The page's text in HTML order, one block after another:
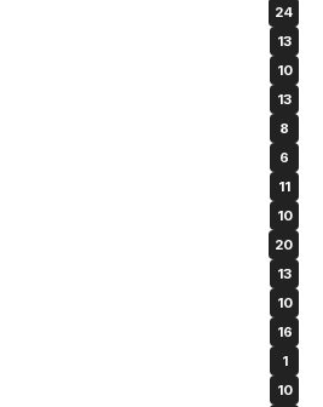
24
13
10
13
8
6
11
10
20
13
10
16
1
10